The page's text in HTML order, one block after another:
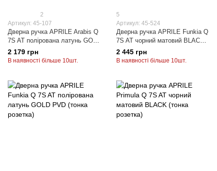
2
Артикул: 45-107
Дверна ручка APRILE Arabis Q
7S AT полірована латунь GOLD
PVD (тонка розетка)
2 179 грн
В наявності більше 10шт.
5
Артикул: 45-524
Дверна ручка APRILE Funkia Q
7S AT чорний матовий BLACK
(тонка розетка)
2 445 грн
В наявності більше 10шт.